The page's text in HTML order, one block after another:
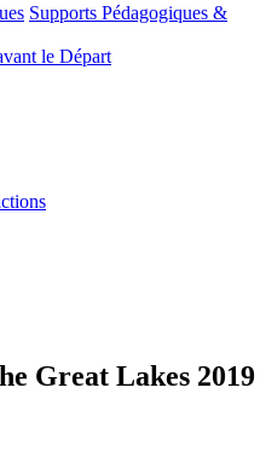
Supports Pédagogiques &
le Départ
Great Lakes 2019